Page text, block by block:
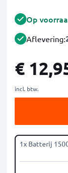
Op
Aflevering:
€
incl. btw.
1x Batterij